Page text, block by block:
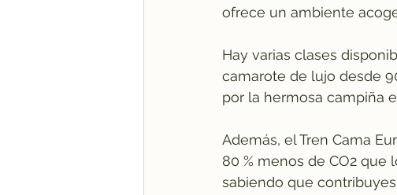
ofrece un ambiente
Hay varias clases
camarote de lujo desde
por la hermosa campiña
Además, el Tren Cama
80 % menos de CO2 que
sabiendo que